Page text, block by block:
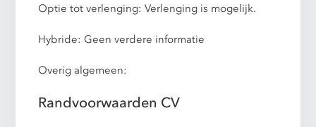
Optie tot verlenging: Verlenging is mogelijk.
Hybride: Geen verdere informatie
Overig algemeen:
Randvoorwaarden CV